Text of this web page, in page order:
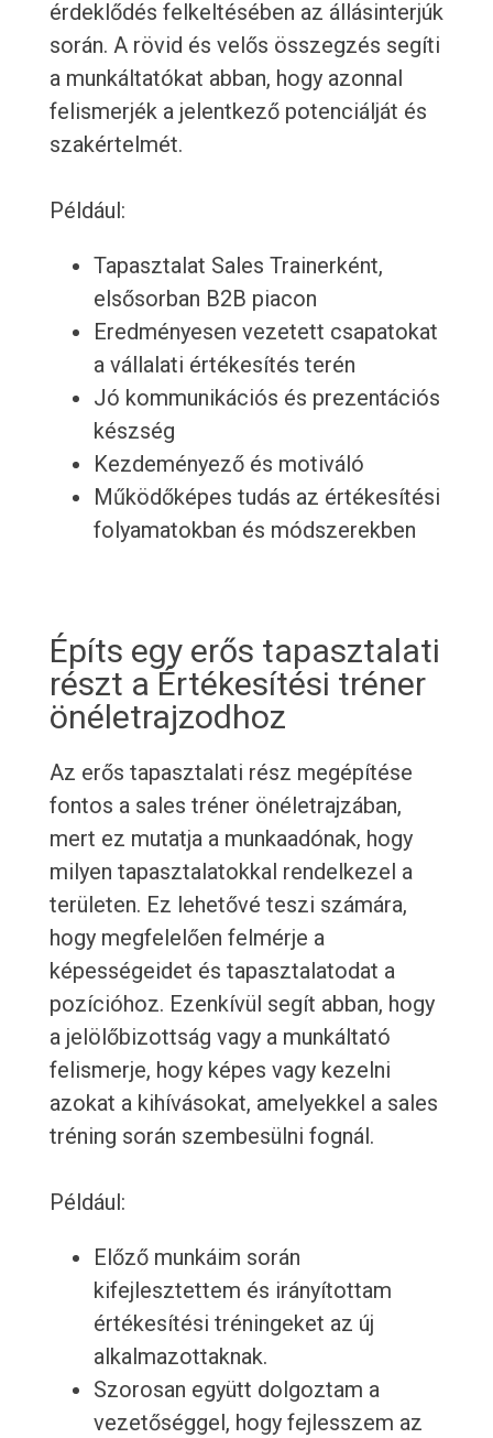
érdeklődés felkeltésében az állásinterjúk
során. A rövid és velős összegzés segíti
a munkáltatókat abban, hogy azonnal
felismerjék a jelentkező potenciálját és
szakértelmét.
Például:
Tapasztalat Sales Trainerként,
elsősorban B2B piacon
Eredményesen vezetett csapatokat
a vállalati értékesítés terén
Jó kommunikációs és prezentációs
készség
Kezdeményező és motiváló
Működőképes tudás az értékesítési
folyamatokban és módszerekben
Építs egy erős tapasztalati
részt a Értékesítési tréner
önéletrajzodhoz
Az erős tapasztalati rész megépítése
fontos a sales tréner önéletrajzában,
mert ez mutatja a munkaadónak, hogy
milyen tapasztalatokkal rendelkezel a
területen. Ez lehetővé teszi számára,
hogy megfelelően felmérje a
képességeidet és tapasztalatodat a
pozícióhoz. Ezenkívül segít abban, hogy
a jelölőbizottság vagy a munkáltató
felismerje, hogy képes vagy kezelni
azokat a kihívásokat, amelyekkel a sales
tréning során szembesülni fognál.
Például:
Előző munkáim során
kifejlesztettem és irányítottam
értékesítési tréningeket az új
alkalmazottaknak.
Szorosan együtt dolgoztam a
vezetőséggel, hogy fejlesszem az